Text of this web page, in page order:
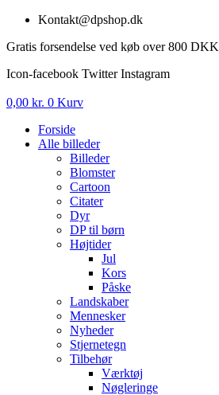
Videre
indhold
Kontakt@dpshop.dk
Gratis forsendelse ved køb over 800 DKK
Icon-facebook Twitter Instagram
0,00 kr. 0 Kurv
Forside
Alle billeder
Billeder
Blomster
Cartoon
Citater
Dyr
DP til børn
Højtider
Jul
Kors
Påske
Landskaber
Mennesker
Nyheder
Stjernetegn
Tilbehør
Værktøj
Nøgleringe